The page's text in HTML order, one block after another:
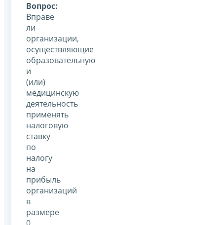
Вопрос:
Вправе
ли
организации,
осуществляющие
образовательную
и
(или)
медицинскую
деятельность
применять
налоговую
ставку
по
налогу
на
прибыль
организаций
в
размере